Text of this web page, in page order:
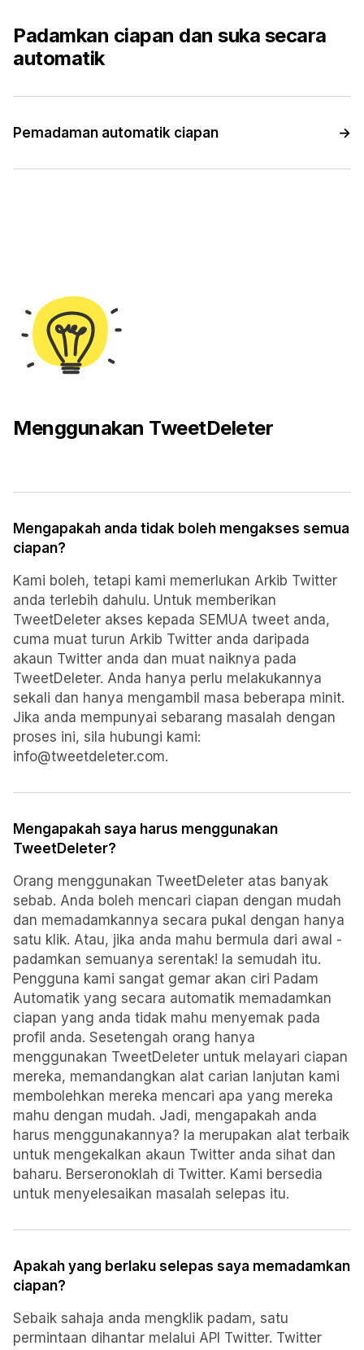
Padamkan ciapan dan suka secara
automatik
Pemadaman automatik ciapan →
Menggunakan TweetDeleter
Mengapakah anda tidak boleh mengakses semua
ciapan?
Kami boleh, tetapi kami memerlukan Arkib Twitter
anda terlebih dahulu. Untuk memberikan
TweetDeleter akses kepada SEMUA tweet anda,
cuma muat turun Arkib Twitter anda daripada
akaun Twitter anda dan muat naiknya pada
TweetDeleter. Anda hanya perlu melakukannya
sekali dan hanya mengambil masa beberapa minit.
Jika anda mempunyai sebarang masalah dengan
proses ini, sila hubungi kami:
info@tweetdeleter.com.
Mengapakah saya harus menggunakan
TweetDeleter?
Orang menggunakan TweetDeleter atas banyak
sebab. Anda boleh mencari ciapan dengan mudah
dan memadamkannya secara pukal dengan hanya
satu klik. Atau, jika anda mahu bermula dari awal -
padamkan semuanya serentak! Ia semudah itu.
Pengguna kami sangat gemar akan ciri Padam
Automatik yang secara automatik memadamkan
ciapan yang anda tidak mahu menyemak pada
profil anda. Sesetengah orang hanya
menggunakan TweetDeleter untuk melayari ciapan
mereka, memandangkan alat carian lanjutan kami
membolehkan mereka mencari apa yang mereka
mahu dengan mudah. Jadi, mengapakah anda
harus menggunakannya? Ia merupakan alat terbaik
untuk mengekalkan akaun Twitter anda sihat dan
baharu. Berseronoklah di Twitter. Kami bersedia
untuk menyelesaikan masalah selepas itu.
Apakah yang berlaku selepas saya memadamkan
ciapan?
Sebaik sahaja anda mengklik padam, satu
permintaan dihantar melalui API Twitter. Twitter